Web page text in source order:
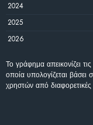
2024
2025
2026
Το γράφημα απεικονίζει
οποία υπολογίζεται βάσει
χρηστών από